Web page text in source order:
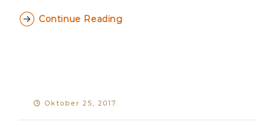
Continue Reading
Oktober 25, 2017